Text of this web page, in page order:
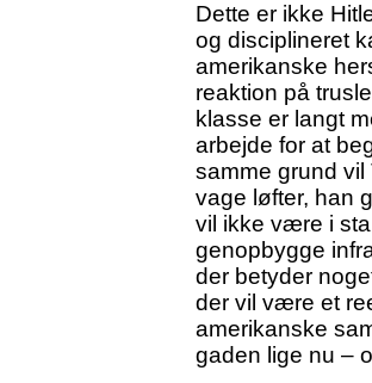
Dette er ikke
og disciplineret
amerikanske
reaktion på
klasse er langt
arbejde for at
samme grund
vage løfter, han
vil ikke være i
genopbygge
der betyder
der vil være et
amerikanske
gaden lige nu –